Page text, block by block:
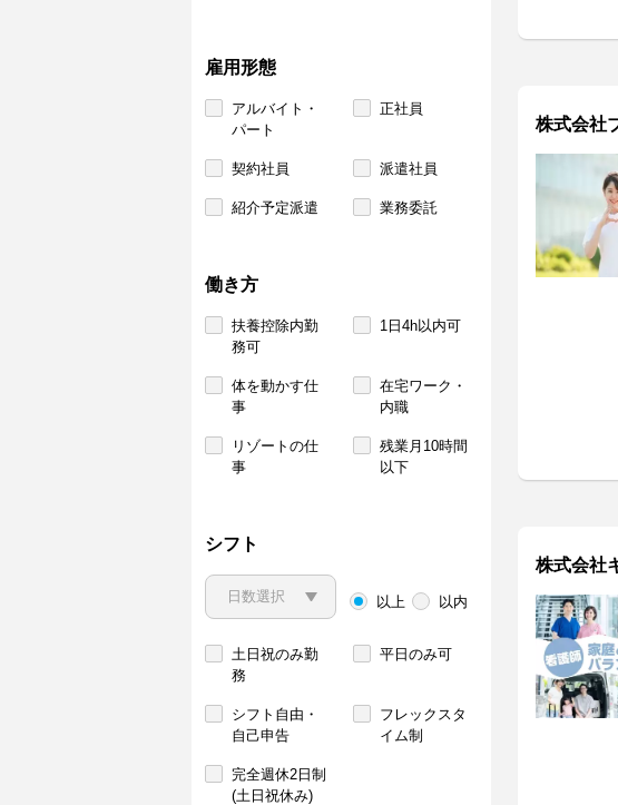
雇用形態
アルバイト・
パート
正社員
契約社員 派遣社員
紹介予定派遣 業務委託
働き方
扶養控除内勤
務可
1日4h以内可
体を動かす仕
事
在宅ワーク・
内職
リゾートの仕
事
残業月10時間
以下
シフト
以上 以内
土日祝のみ勤
務
平日のみ可
シフト自由・
自己申告
フレックスタ
イム制
完全週休2日制
(土日祝休み)
株式会社
株式会社